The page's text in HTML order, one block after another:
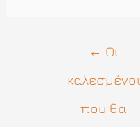
← Οι
καλεσμένοι
που θα